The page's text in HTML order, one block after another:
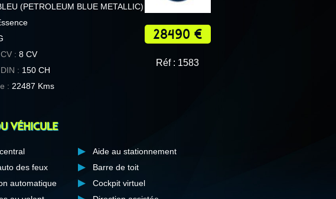
(PETROLEUM BLUE METALLIC)
: 8 CV
: 150 CH
: 22487 Kms
28490 €
Réf : 1583
véhicule
Aide au stationnement
des feux
Barre de toit
automatique
Cockpit virtuel